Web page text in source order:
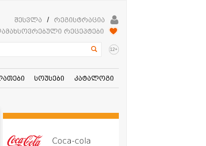
შესვლა /
რეგისტრაცია
რეცეპტები
12+
სოუსები კატალოგი
Coca-cola